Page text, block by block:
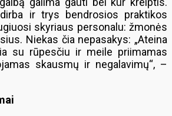
ir trys bendrosios praktikos
skyriaus personalu: žmonės
Niekas čia nepasakys: „Ateina
su rūpesčiu ir meile priimamas
skausmų ir negalavimų“, –